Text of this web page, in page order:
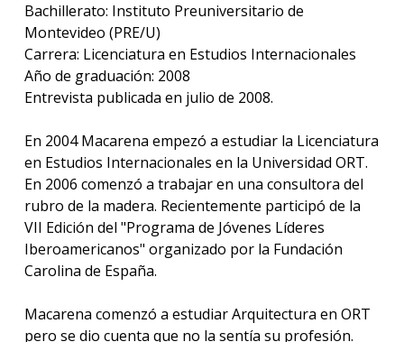
Bachillerato: Instituto Preuniversitario de
Montevideo (PRE/U)
Carrera: Licenciatura en Estudios Internacionales
Año de graduación: 2008
Entrevista publicada en julio de 2008.
En 2004 Macarena empezó a estudiar la Licenciatura
en Estudios Internacionales en la Universidad ORT.
En 2006 comenzó a trabajar en una consultora del
rubro de la madera. Recientemente participó de la
VII Edición del "Programa de Jóvenes Líderes
Iberoamericanos" organizado por la Fundación
Carolina de España.
Macarena comenzó a estudiar Arquitectura en ORT
pero se dio cuenta que no la sentía su profesión.